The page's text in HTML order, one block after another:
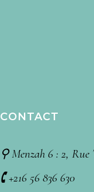
CONTACT
⚲ Menzah 6 : 2, Rue
🕻 +216 56 836 630